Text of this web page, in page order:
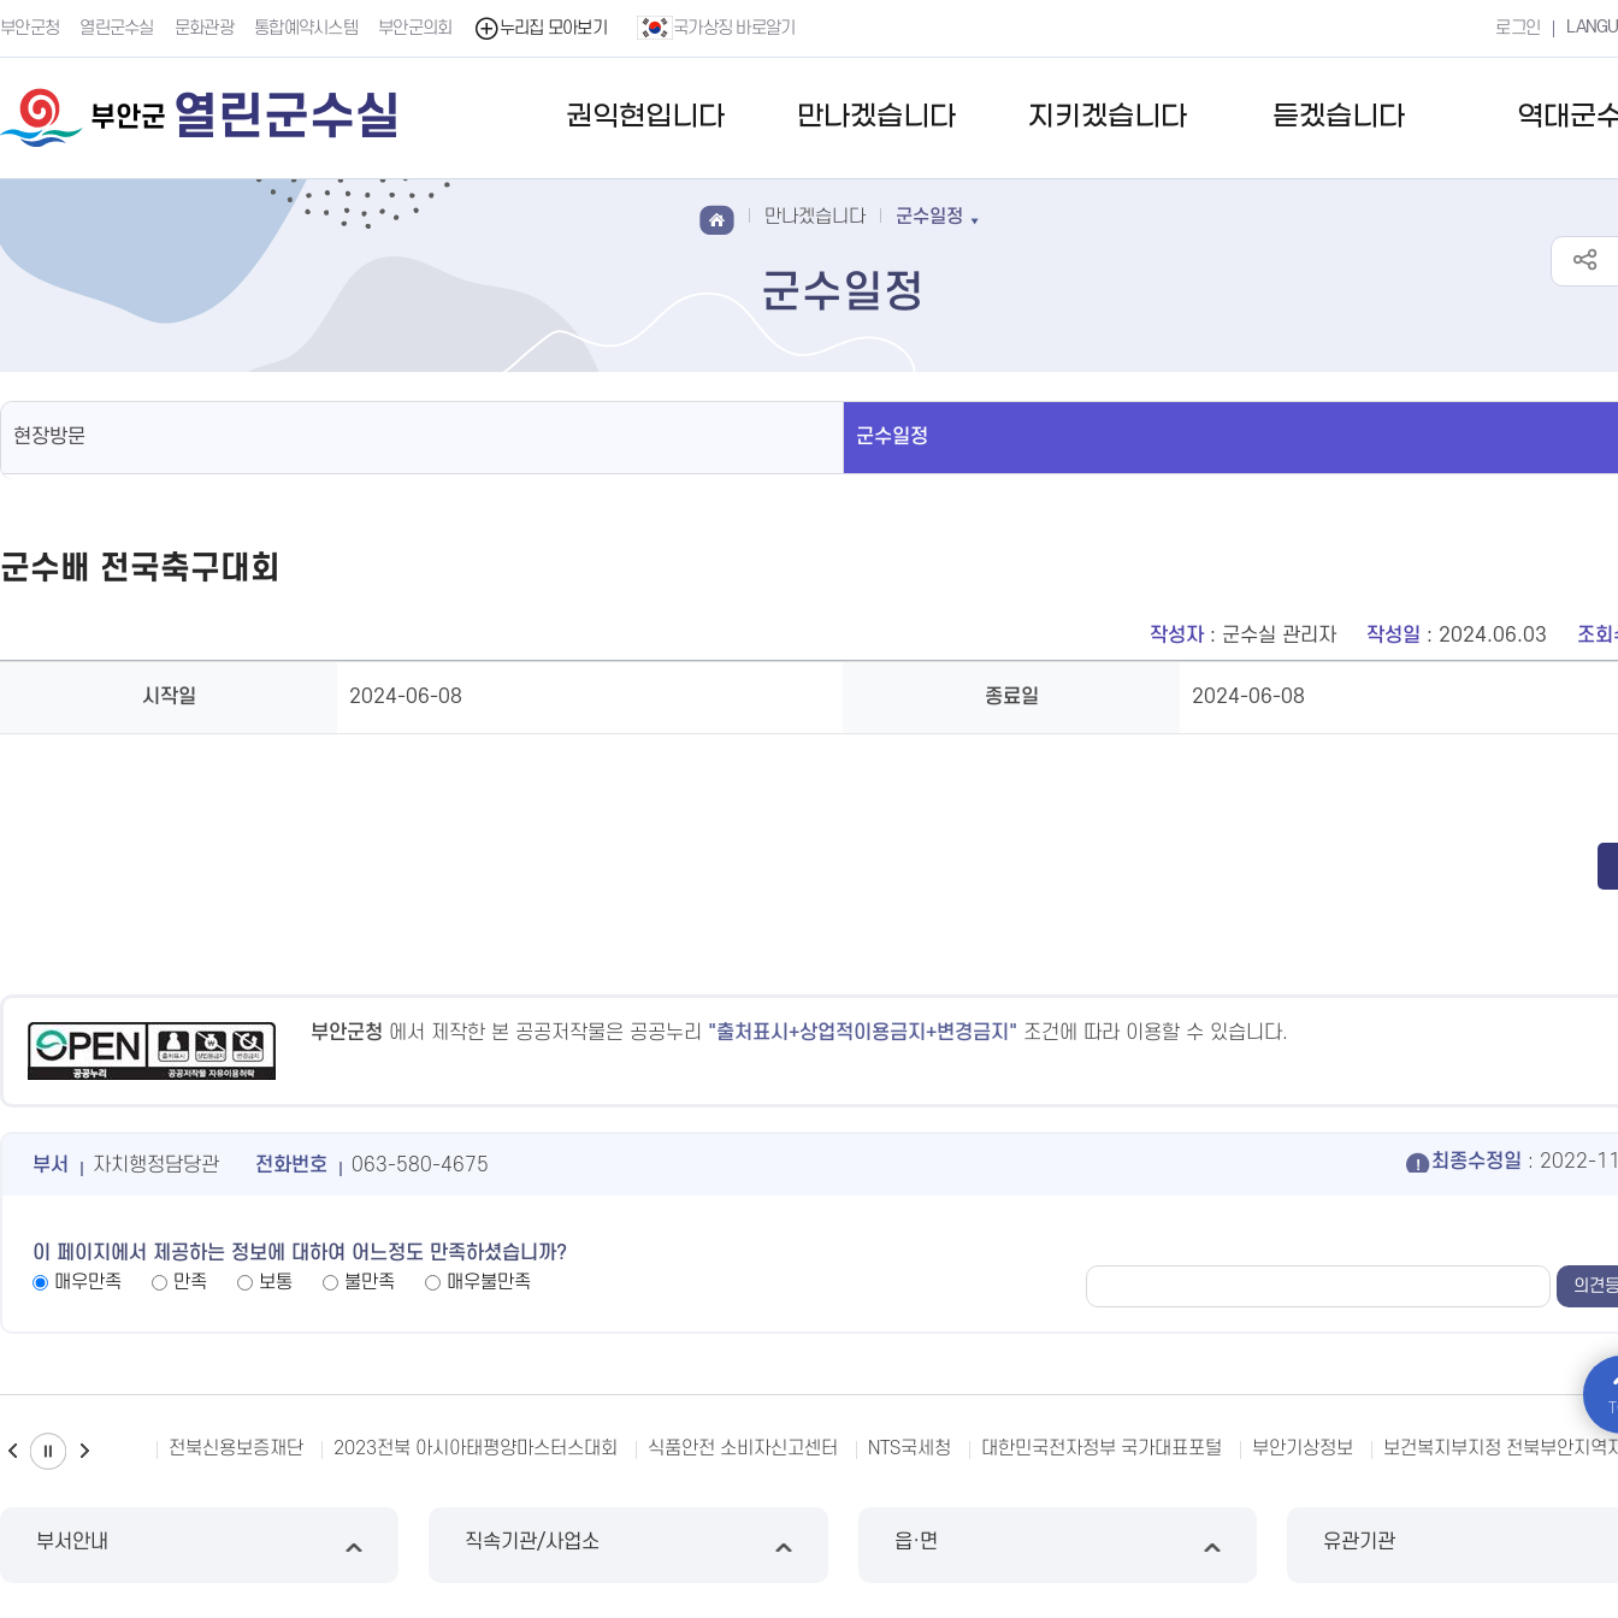
부안군청 열린군수실 문화관광 통합예약시스템 부안군의회 누리집 모아보기 국가상징 바로알기 로그인
부안군 열린군수실 권익현입니다 만나겠습니다 지키겠습니다 듣겠습니다 역대군
만나겠습니다 군수일정
군수일정
현장방문 군수일정
군수배 전국축구대회
작성자: 군수실 관리자 작성일 : 2024.06.03 조회
시작일 2024-06-08 종료일 2024-06-08
부안군청 에서 제작한 본 공공저작물은 공공누리 출처표시+상업적이용금지+변경금지 조건에 따라 이용할 수 있습니다.
부서 자치행정담당관 전화번호 063-580-4675 최종수정일 : 2022-
이 페이지에서 제공하는 정보에 대하여 어느정도 만족하셨습니까?
매우만족
만족 보통 불만족 매우불만족
전북신용보증재단 2023전북 아시아태평양마스터스대회 식품안전 소비자신고센터 NTS국세청 대한민국전자정부 국가대표포털 부안기상정보 보건복지부지정 전북부안지역
부서안내 직속기관/사업소 읍·면 유관기관